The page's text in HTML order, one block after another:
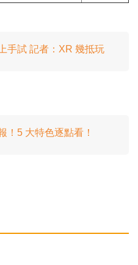
手試 記者：XR 幾抵玩
！5 大特色逐點看！